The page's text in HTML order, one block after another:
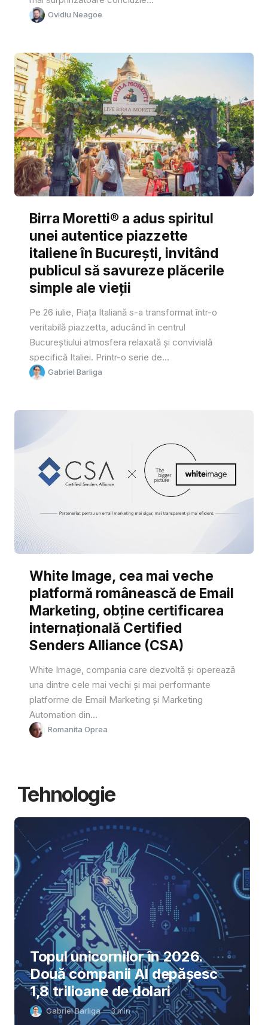
Ovidiu Neagoe
Birra Moretti® a adus spiritul
unei autentice piazzette
italiene în București, invitând
publicul să savureze plăcerile
simple ale vieții
Pe 26 iulie, Piața Italiană s-a transformat într-o
veritabilă piazzetta, aducând în centrul
Bucureștiului atmosfera relaxată și convivială
specifică Italiei. Printr-o serie de...
Gabriel Barliga
White Image, cea mai veche
platformă românească de Email
Marketing, obține certificarea
internațională Certified
Senders Alliance (CSA)
White Image, compania care dezvoltă și operează
una dintre cele mai vechi și mai performante
platforme de Email Marketing și Marketing
Automation din...
Romanita Oprea
Tehnologie
Topul unicornilor în 2026.
Două companii AI depășesc
1,8 trilioane de dolari
Gabriel Barliga 3min